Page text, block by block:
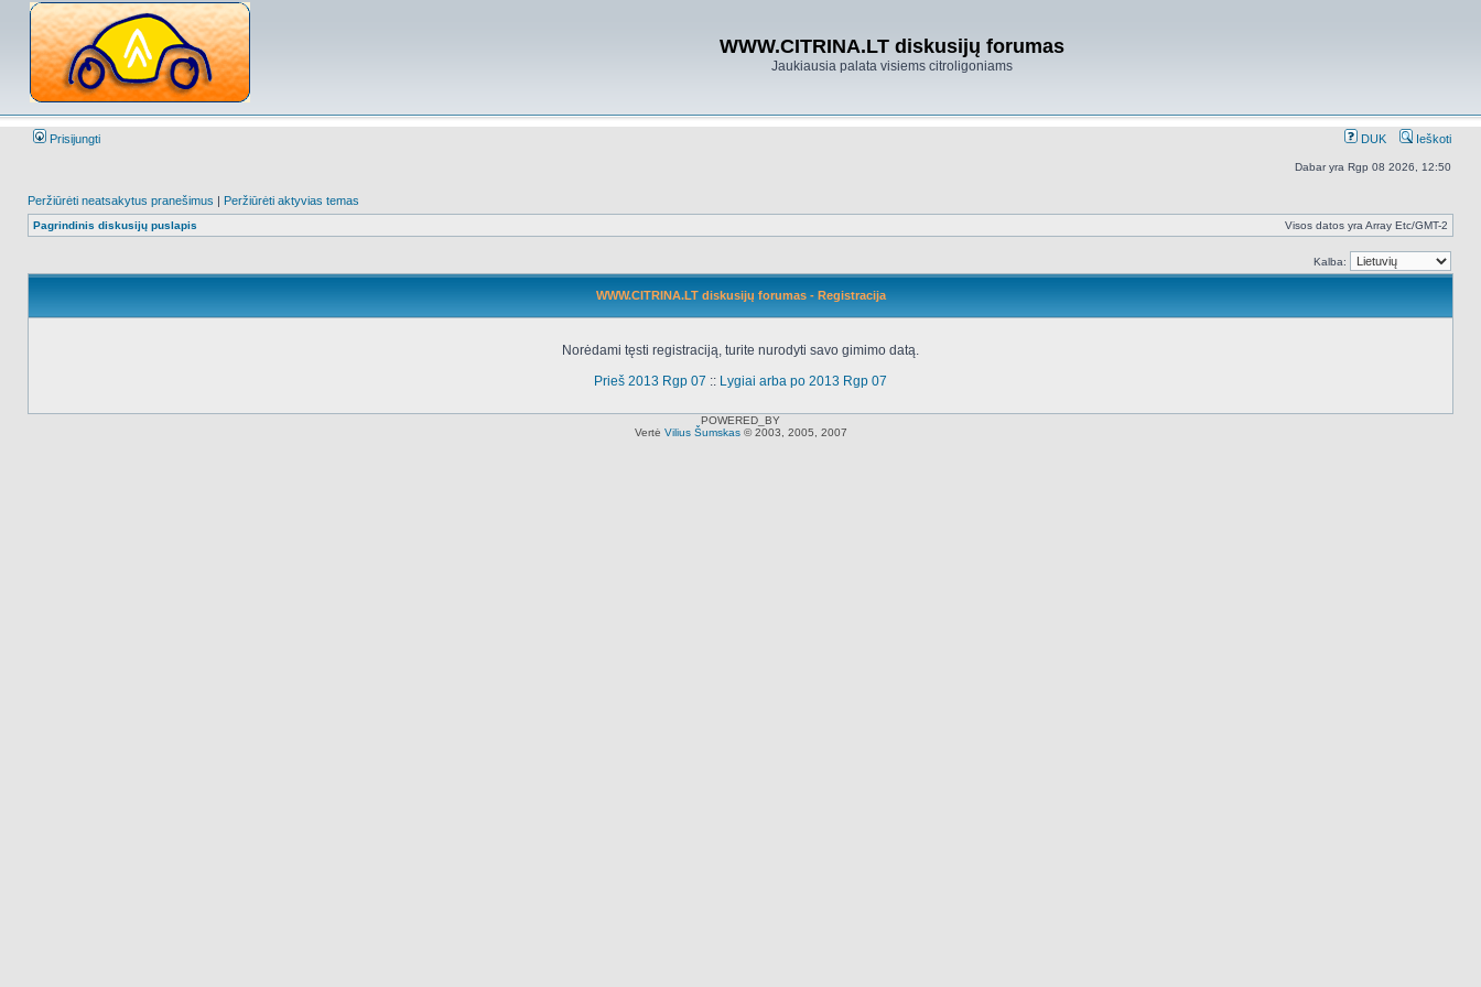
WWW.CITRINA.LT diskusijų forumas
Jaukiausia palata visiems citroligoniams
Prisijungti DUK Ieškoti
Dabar yra Rgp 08 2026, 12:50
Peržiūrėti neatsakytus pranešimus | Peržiūrėti aktyvias temas
Pagrindinis diskusijų puslapis Visos datos yra Array Etc/GMT-2
Kalba:
WWW.CITRINA.LT diskusijų forumas - Registracija
Norėdami tęsti registraciją, turite nurodyti savo gimimo datą.
Prieš 2013 Rgp 07 :: Lygiai arba po 2013 Rgp 07
POWERED_BY
Vertė Vilius Šumskas© 2003, 2005, 2007